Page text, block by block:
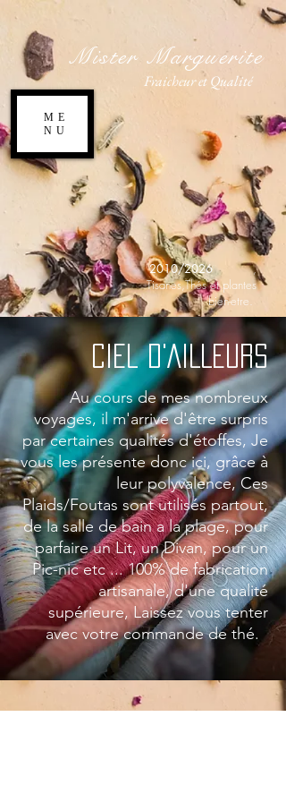
ME
NU
Fraicheur et Qualité
2010/2026
,
Tisanes,Thés et plantes
bien-etre.
Mister Marguerite
CIEL D'AILLEURS
Au cours de mes nombreux
voyages, il m'arrive d'être surpris
par certaines qualités d'étoffes, Je
vous les présente donc ici, grâce à
leur polyvalence, Ces
Plaids/Foutas sont utilisés partout,
de la salle de bain a la plage, pour
parfaire un Lit, un Divan, pour un
Pic-nic etc ... 100% de fabrication
artisanale, d'une qualité
supérieure, Laissez vous tenter
avec votre commande de thé.